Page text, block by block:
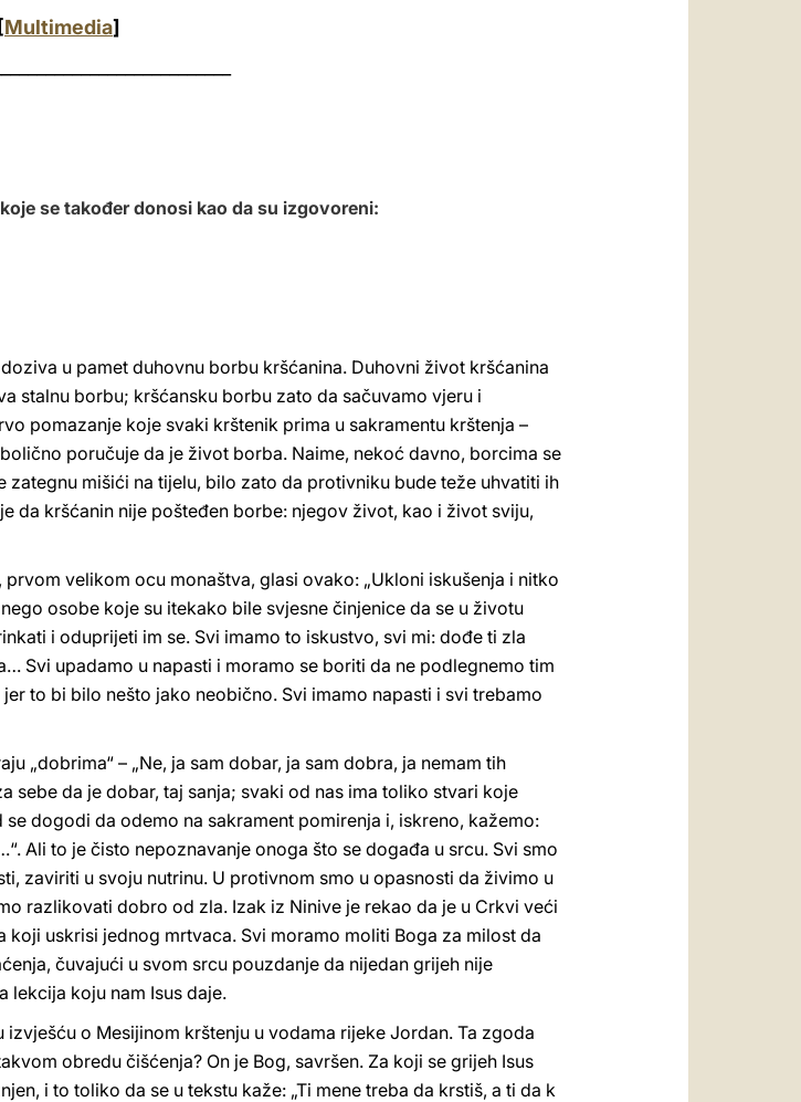
[Multimedia]
se također donosi kao da su izgovoreni:
u pamet duhovnu borbu kršćanina. Duhovni život kršćanina
stalnu borbu; kršćansku borbu zato da sačuvamo vjeru i
pomazanje koje svaki krštenik prima u sakramentu krštenja –
poručuje da je život borba. Naime, nekoć davno, borcima se
mišići na tijelu, bilo zato da protivniku bude teže uhvatiti ih
da kršćanin nije pošteđen borbe: njegov život, kao i život sviju,
velikom ocu monaštva, glasi ovako: „Ukloni iskušenja i nitko
osobe koje su itekako bile svjesne činjenice da se u životu
i oduprijeti im se. Svi imamo to iskustvo, svi mi: dođe ti zla
Svi upadamo u napasti i moramo se boriti da ne podlegnemo tim
to bi bilo nešto jako neobično. Svi imamo napasti i svi trebamo
„dobrima“ – „Ne, ja sam dobar, ja sam dobra, ja nemam tih
sebe da je dobar, taj sanja; svaki od nas ima toliko stvari koje
dogodi da odemo na sakrament pomirenja i, iskreno, kažemo:
Ali to je čisto nepoznavanje onoga što se događa u srcu. Svi smo
zaviriti u svoju nutrinu. U protivnom smo u opasnosti da živimo u
razlikovati dobro od zla. Izak iz Ninive je rekao da je u Crkvi veći
uskrisi jednog mrtvaca. Svi moramo moliti Boga za milost da
čuvajući u svom srcu pouzdanje da nijedan grijeh nije
lekcija koju nam Isus daje.
o Mesijinom krštenju u vodama rijeke Jordan. Ta zgoda
obredu čišćenja? On je Bog, savršen. Za koji se grijeh Isus
i to toliko da se u tekstu kaže: „Ti mene treba da krstiš, a ti da k